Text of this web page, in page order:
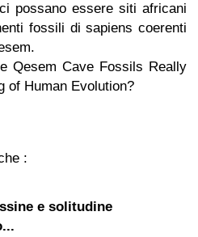
possano essere siti africani
fossili di sapiens coerenti
Qesem Cave Fossils Really
of Human Evolution?
:
e solitudine